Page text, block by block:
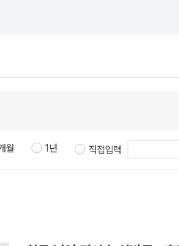
월 1년 직접입력